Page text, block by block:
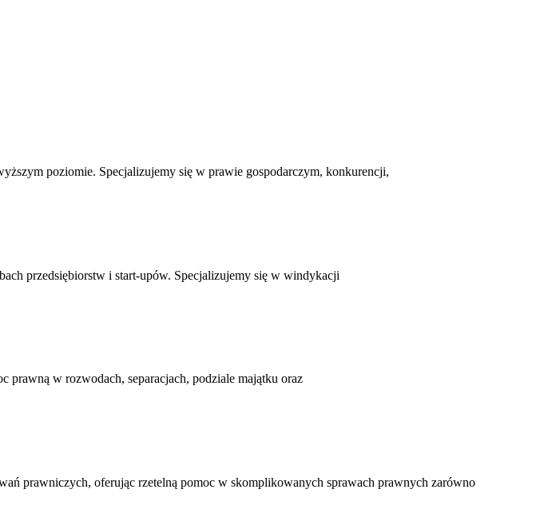
poziomie. Specjalizujemy się w prawie gospodarczym, konkurencji,
przedsiębiorstw i start-upów. Specjalizujemy się w windykacji
prawną w rozwodach, separacjach, podziale majątku oraz
prawniczych, oferując rzetelną pomoc w skomplikowanych sprawach prawnych zarówno